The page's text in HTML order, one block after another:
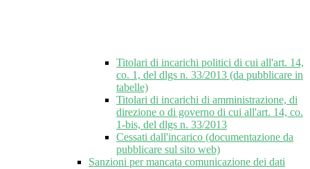
Titolari di incarichi politici di cui all'art. 14,
co. 1, del dlgs n. 33/2013 (da pubblicare in
tabelle)
Titolari di incarichi di amministrazione, di
direzione o di governo di cui all'art. 14, co.
1-bis, del dlgs n. 33/2013
Cessati dall'incarico (documentazione da
pubblicare sul sito web)
Sanzioni per mancata comunicazione dei dati